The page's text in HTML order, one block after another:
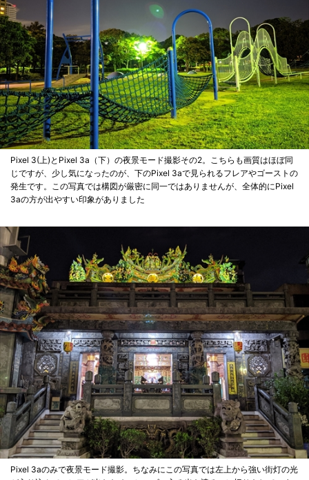
Pixel 3(上)とPixel 3a（下）の夜景モード撮影その2。こちらも画質はほぼ同
じですが、少し気になったのが、下のPixel 3aで見られるフレアやゴーストの
発生です。この写真では構図が厳密に同一ではありませんが、全体的にPixel
3aの方が出やすい印象がありました
Pixel 3aのみで夜景モード撮影。ちなみにこの写真では左上から強い街灯の光